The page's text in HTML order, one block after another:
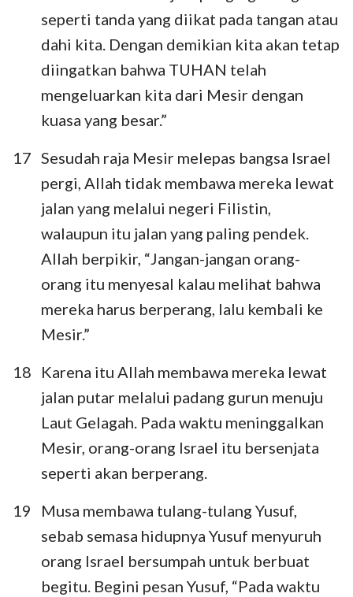
15 16 17 18 19 20
21
22
23 24 25 26 27
28
36
seperti tanda yang diikat pada tangan atau
dahi kita. Dengan demikian kita akan tetap
diingatkan bahwa TUHAN telah
mengeluarkan kita dari Mesir dengan
kuasa yang besar.”
17 Sesudah raja Mesir melepas bangsa Israel
pergi, Allah tidak membawa mereka lewat
jalan yang melalui negeri Filistin,
walaupun itu jalan yang paling pendek.
Allah berpikir, “Jangan-jangan orang-
orang itu menyesal kalau melihat bahwa
mereka harus berperang, lalu kembali ke
Mesir.”
18
Karena itu Allah membawa mereka lewat
jalan putar melalui padang gurun menuju
Laut Gelagah. Pada waktu meninggalkan
Mesir, orang-orang Israel itu bersenjata
seperti akan berperang.
19
Musa membawa tulang-tulang Yusuf,
sebab semasa hidupnya Yusuf menyuruh
orang Israel bersumpah untuk berbuat
begitu. Begini pesan Yusuf, “Pada waktu